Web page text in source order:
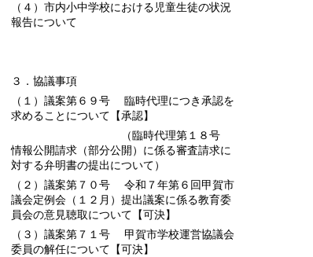
（４）市内小中学校における児童生徒の状況
報告について
３．協議事項
（１）議案第６９号 臨時代理につき承認を
求めることについて 【承認】
（臨時代理第１８号
情報公開請求（部分公開）に係る審査請求に
対する弁明書の提出について）
（２）議案第７０号 令和７年第６回甲賀市
議会定例会（１２月）提出議案に係る教育委
員会の意見聴取について 【可決】
（３）議案第７１号 甲賀市学校運営協議会
委員の解任について 【可決】